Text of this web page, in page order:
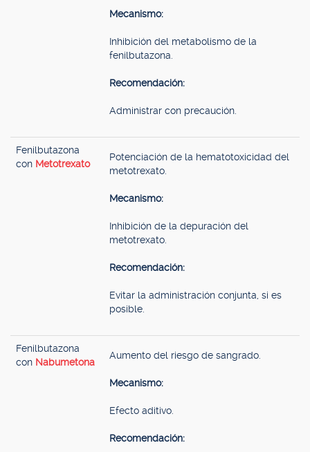
Mecanismo:
Inhibición del metabolismo de la
fenilbutazona.
Recomendación:
Administrar con precaución.
Fenilbutazona
con Metotrexato
Potenciación de la hematotoxicidad del
metotrexato.
Mecanismo:
Inhibición de la depuración del
metotrexato.
Recomendación:
Evitar la administración conjunta, si es
posible.
Fenilbutazona
con Nabumetona
Aumento del riesgo de sangrado.
Mecanismo:
Efecto aditivo.
Recomendación: